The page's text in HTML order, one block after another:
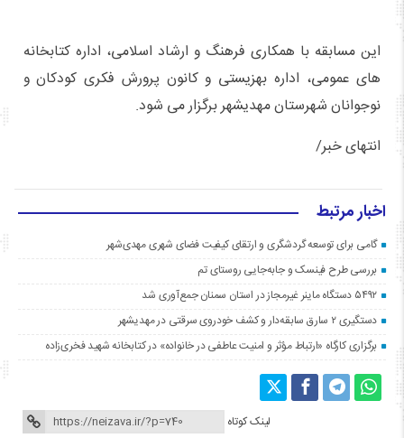
این مسابقه با همکاری فرهنگ و ارشاد اسلامی، اداره کتابخانه
های عمومی، اداره بهزیستی و کانون پرورش فکری کودکان و
نوجوانان شهرستان مهدیشهر برگزار می شود.
انتهای خبر/
اخبار مرتبط
گامی برای توسعه گردشگری و ارتقای کیفیت فضای شهری مهدی‌شهر
بررسی طرح فینسک و جابه‌جایی روستای تم
۵۴۹۲ دستگاه ماینر غیرمجاز در استان سمنان جمع‌آوری شد
دستگیری ۲ سارق سابقه‌دار و کشف خودروی سرقتی در مهدیشهر
برگزاری کارگاه «ارتباط مؤثر و امنیت عاطفی در خانواده» در کتابخانه شهید فخری‌زاده
لینک کوتاه